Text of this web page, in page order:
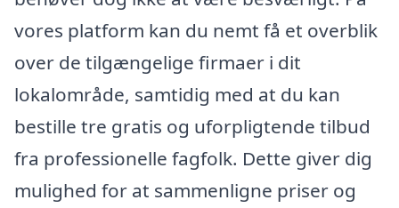
vores platform kan du nemt få et overblik
over de tilgængelige firmaer i dit
lokalområde, samtidig med at du kan
bestille tre gratis og uforpligtende tilbud
fra professionelle fagfolk. Dette giver dig
mulighed for at sammenligne priser og